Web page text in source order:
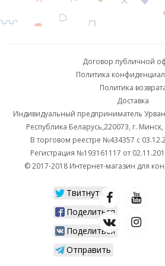
Договор публичной
Политика
Политика
Доставка
Индивидуальный предприниматель
Республика Беларусь,220073, г.
В торговом реестре №434357 с
Регистрация №193161117 от
© 2017-2018 Интернет-магазин для
Твитнуть
Поделиться
Поделиться
Отправить